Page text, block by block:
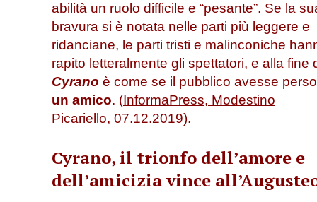
abilità un ruolo difficile e “pesante”. Se la
bravura si è notata nelle parti più leggere e
ridanciane, le parti tristi e malinconiche
rapito letteralmente gli spettatori, e alla fine
Cyrano è come se il pubblico avesse perso
un amico. (InformaPress, Modestino
Picariello, 07.12.2019).
Cyrano, il trionfo dell’amore e
dell’amicizia vince